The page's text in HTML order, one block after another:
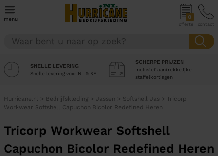
menu 0
offerte contact
SNELLE LEVERING
Snelle levering voor NL & BE
SCHERPE PRIJZEN
Inclusief aantrekkelijke
staffelkortingen
Hurricane.nl > Bedrijfskleding > Jassen > Softshell Jas > Tricorp
Workwear Softshell Capuchon Bicolor Redefined Heren
Tricorp Workwear Softshell
Capuchon Bicolor Redefined Heren